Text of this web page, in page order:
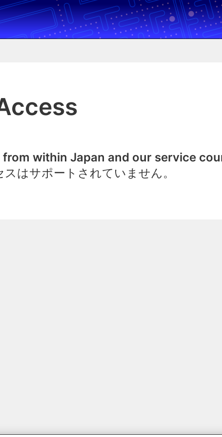
within Japan and our service
はサポートされていません。